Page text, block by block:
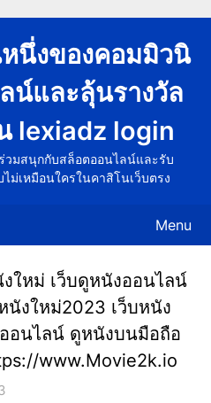
นึ่งของคอมมิวนิ
น์และลุ้นรางวัล
lexiadz login
วมสนุกกับสล็อตออนไลน์และรับ
เหมือนใครในคาสิโนเว็บตรง
Menu
ใหม่ เว็บดูหนังออนไลน์
งใหม่2023 เว็บหนัง
อนไลน์ ดูหนังบนมือถือ
www.Movie2k.io